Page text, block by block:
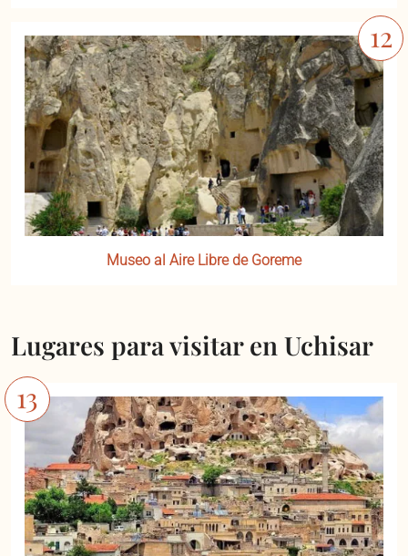
Museo al Aire Libre de Goreme
Lugares para visitar en Uchisar